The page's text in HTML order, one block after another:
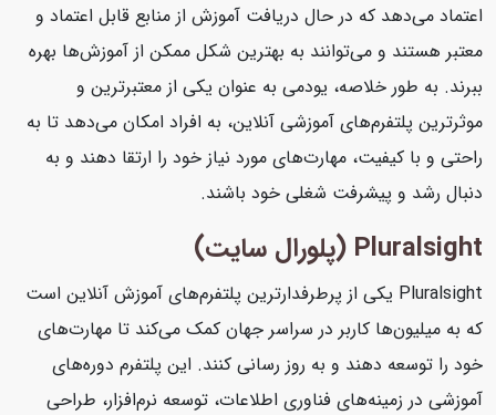
اعتماد می‌دهد که در حال دریافت آموزش از منابع قابل اعتماد و
معتبر هستند و می‌توانند به بهترین شکل ممکن از آموزش‌ها بهره
ببرند. به طور خلاصه، یودمی به عنوان یکی از معتبرترین و
موثرترین پلتفرم‌های آموزشی آنلاین، به افراد امکان می‌دهد تا به
راحتی و با کیفیت، مهارت‌های مورد نیاز خود را ارتقا دهند و به
دنبال رشد و پیشرفت شغلی خود باشند.
Pluralsight (پلورال سایت)
Pluralsight یکی از پرطرفدارترین پلتفرم‌های آموزش آنلاین است
که به میلیون‌ها کاربر در سراسر جهان کمک می‌کند تا مهارت‌های
خود را توسعه دهند و به روز رسانی کنند. این پلتفرم دوره‌های
آموزشی در زمینه‌های فناوری اطلاعات، توسعه نرم‌افزار، طراحی